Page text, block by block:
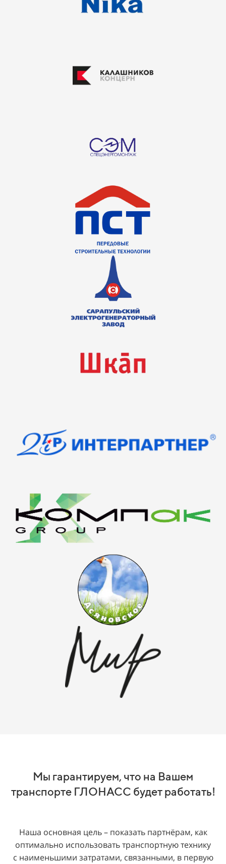
Мы гарантируем, что на Вашем
транспорте ГЛОНАСС будет работать!
Наша основная цель – показать партнёрам, как
оптимально использовать транспортную технику
с наименьшими затратами, связанными, в первую